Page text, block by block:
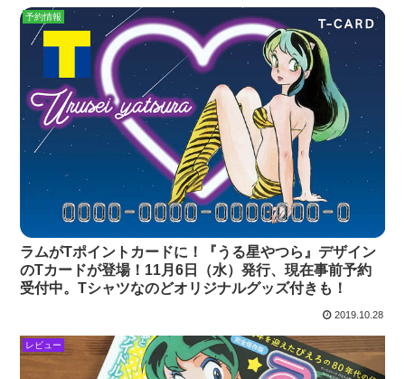
予約情報
ラムがTポイントカードに！『うる星やつら』デザイン
のTカードが登場！11月6日（水）発行、現在事前予約
受付中。Tシャツなのどオリジナルグッズ付きも！
2019.10.28
レビュー